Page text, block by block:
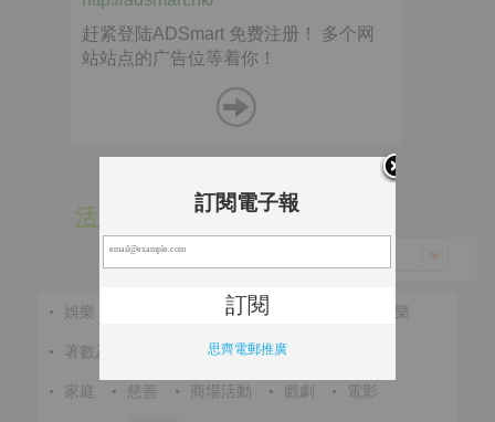
活 動
• 娛樂 • 節慶 音樂
• 著數及優惠 • 體育 •
• 家庭 • 慈善 • 商場活動 • 戲劇 • 電影
訂閱電子報
思齊電郵推廣